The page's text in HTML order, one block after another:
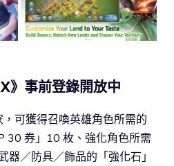
》事前登錄開放中
可獲得召喚英雄角色所需的
30 券」10 枚、強化角色所需
器／防具／飾品的「強化石」